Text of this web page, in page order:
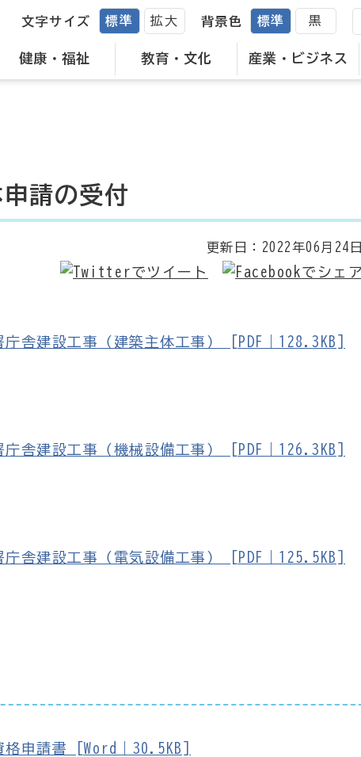
健康・福祉 教育・文化 産業・ビジネス
文字サイズ 標準 拡大 背景色 標準 黒
請の受付
更新日： 2022年06月24日
舎建設工事（建築主体工事） [PDF｜128.3KB]
舎建設工事（機械設備工事） [PDF｜126.3KB]
舎建設工事（電気設備工事） [PDF｜125.5KB]
申請書 [Word｜30.5KB]